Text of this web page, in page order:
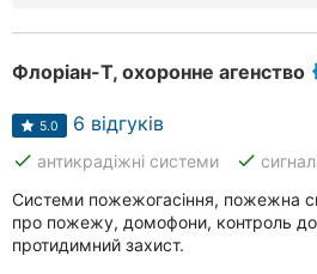
Флоріан-Т, охоронне агенство
5.0 6 відгуків
done антикрадіжні системи done
Системи пожежогасіння, пожежна
про пожежу, домофони, контроль
протидимний захист.